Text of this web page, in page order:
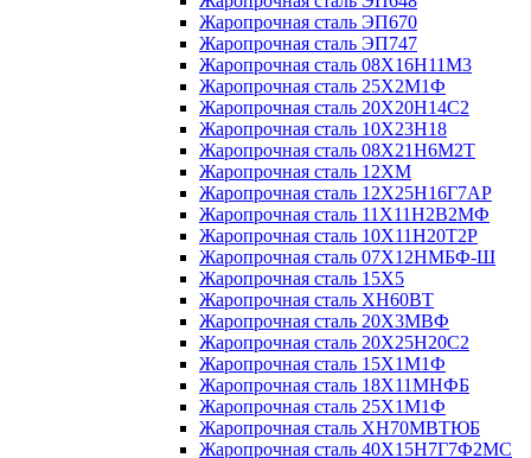
Жаропрочная сталь ЭП670
Жаропрочная сталь ЭП747
Жаропрочная сталь 08Х16Н11М3
Жаропрочная сталь 25Х2М1Ф
Жаропрочная сталь 20Х20Н14С2
Жаропрочная сталь 10Х23Н18
Жаропрочная сталь 08Х21Н6М2Т
Жаропрочная сталь 12ХМ
Жаропрочная сталь 12Х25Н16Г7АР
Жаропрочная сталь 11Х11Н2В2МФ
Жаропрочная сталь 10Х11Н20Т2Р
Жаропрочная сталь 07Х12НМБФ-Ш
Жаропрочная сталь 15Х5
Жаропрочная сталь ХН60ВТ
Жаропрочная сталь 20Х3МВФ
Жаропрочная сталь 20Х25Н20С2
Жаропрочная сталь 15Х1М1Ф
Жаропрочная сталь 18Х11МНФБ
Жаропрочная сталь 25Х1М1Ф
Жаропрочная сталь ХН70МВТЮБ
Жаропрочная сталь 40Х15Н7Г7Ф2МС